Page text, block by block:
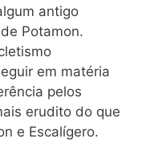
antigo
Potamon.
em matéria
pelos
erudito do que
e Escalígero.